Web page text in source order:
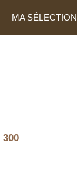
MA SÉLECTION
300